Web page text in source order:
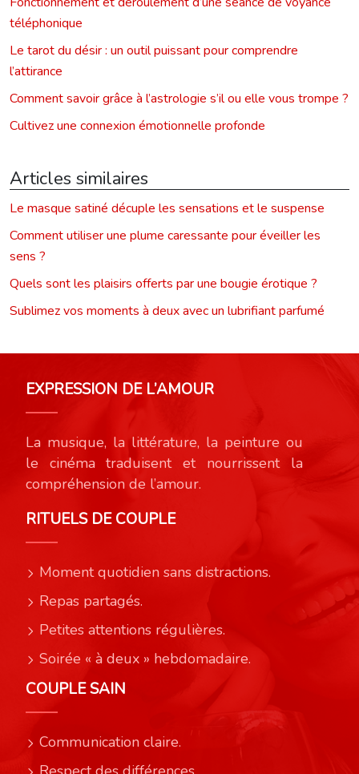
téléphonique
Le tarot du désir : un outil puissant pour comprendre
l’attirance
Comment savoir grâce à l’astrologie s’il ou elle vous trompe ?
Cultivez une connexion émotionnelle profonde
Articles similaires
Le masque satiné décuple les sensations et le suspense
Comment utiliser une plume caressante pour éveiller les
sens ?
Quels sont les plaisirs offerts par une bougie érotique ?
Sublimez vos moments à deux avec un lubrifiant parfumé
EXPRESSION DE L’AMOUR
La musique, la littérature, la peinture ou
le cinéma traduisent et nourrissent la
compréhension de l’amour.
RITUELS DE COUPLE
Moment quotidien sans distractions.
Repas partagés.
Petites attentions régulières.
Soirée « à deux » hebdomadaire.
COUPLE SAIN
Communication claire.